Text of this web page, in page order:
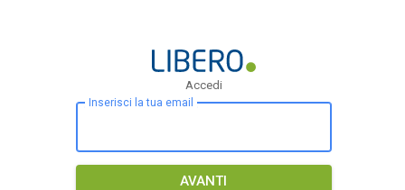
Accedi
Inserisci la tua email
AVANTI